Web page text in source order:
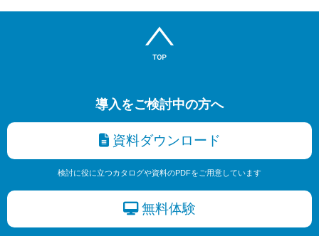
導入をご検討中の方へ
資料ダウンロード
検討に役に立つカタログや資料のPDFをご用意しています
無料体験